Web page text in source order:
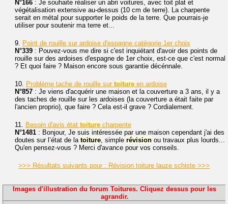
N°166 : Je souhaite réaliser un abri voitures, avec toit plat et
végétalisation extensive au-dessus (10 cm de terre). La charpente
serait en métal pour supporter le poids de la terre. Que pourrais-je
utiliser pour soutenir ma terre et...
9. Point de rouille sur ardoise d'espagne catégorie 1er choix
N°339 : Pouvez-vous me dire si c'est inquiétant d'avoir des points de
rouille sur des ardoises d'espagne de 1er choix, est-ce que c'est normal
? Et quoi faire ? Maison encore sous garantie décénnale.
10. Problème tache de rouille sur toiture en ardoise
N°857 : Je viens d'acquérir une maison et la couverture a 3 ans, il y a
des taches de rouille sur les ardoises (la couverture a était faite par
l'ancien proprio), que faire ? Cela est-il grave ? Cordialement.
11. Besoin d'avis état toiture charpente
N°1481 : Bonjour, Je suis intéressée par une maison cependant j'ai des
doutes sur l’état de la toiture, simple révision ou travaux plus lourds...
Qu'en pensez-vous ? Merci d'avance pour vos conseils.
>>> Résultats suivants pour : Révision toiture lauze schiste >>>
Images d'illustration du forum Toitures. Cliquez dessus pour les
agrandir.